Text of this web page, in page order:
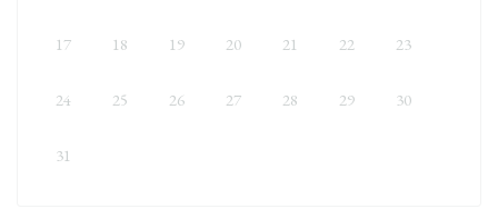
17 18 19 20 21 22 23
24 25 26 27 28 29 30
31